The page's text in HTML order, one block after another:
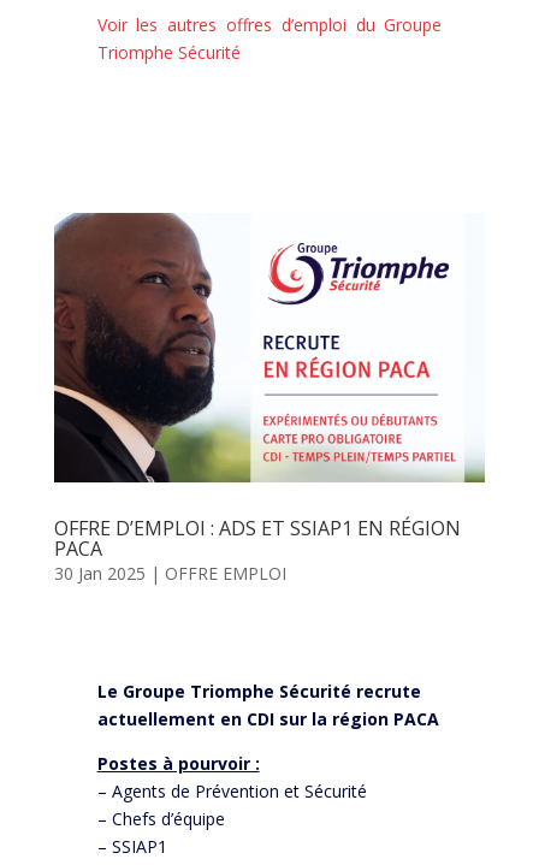
Voir les autres offres d’emploi du Groupe
Triomphe Sécurité
OFFRE D’EMPLOI : ADS ET SSIAP1 EN RÉGION
PACA
30 Jan 2025 | OFFRE EMPLOI
Le Groupe Triomphe Sécurité recrute
actuellement en CDI sur la région PACA
Postes à pourvoir :
– Agents de Prévention et Sécurité
– Chefs d’équipe
– SSIAP1